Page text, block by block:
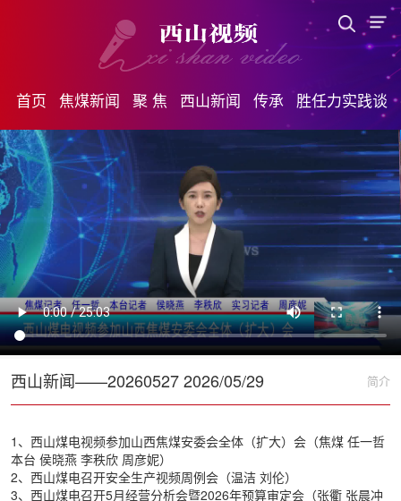
首页 焦煤新闻 聚 焦 西山新闻 传承 胜任力实践谈
西山新闻——20260527 2026/05/29 简介
1、西山煤电视频参加山西焦煤安委会全体（扩大）会（焦煤 任一哲
本台 侯晓燕 李秩欣 周彦妮）
2、西山煤电召开安全生产视频周例会（温洁 刘伦）
3、西山煤电召开5月经营分析会暨2026年预算审定会（张衢 张晨冲